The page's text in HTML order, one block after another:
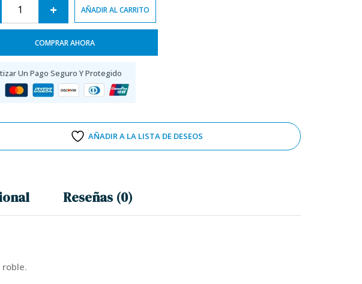
+ AÑADIR AL CARRITO
COMPRAR AHORA
Un Pago Seguro Y Protegido
AÑADIR A LA LISTA DE DESEOS
Reseñas (0)